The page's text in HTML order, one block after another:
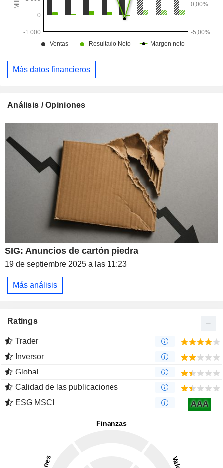
Más datos financieros
Análisis / Opiniones
SIG: Anuncios de cartón piedra
19 de septiembre 2025 a las 11:23
Más análisis
Ratings
Trader
Inversor
Global
Calidad de las publicaciones
ESG MSCI
AAA